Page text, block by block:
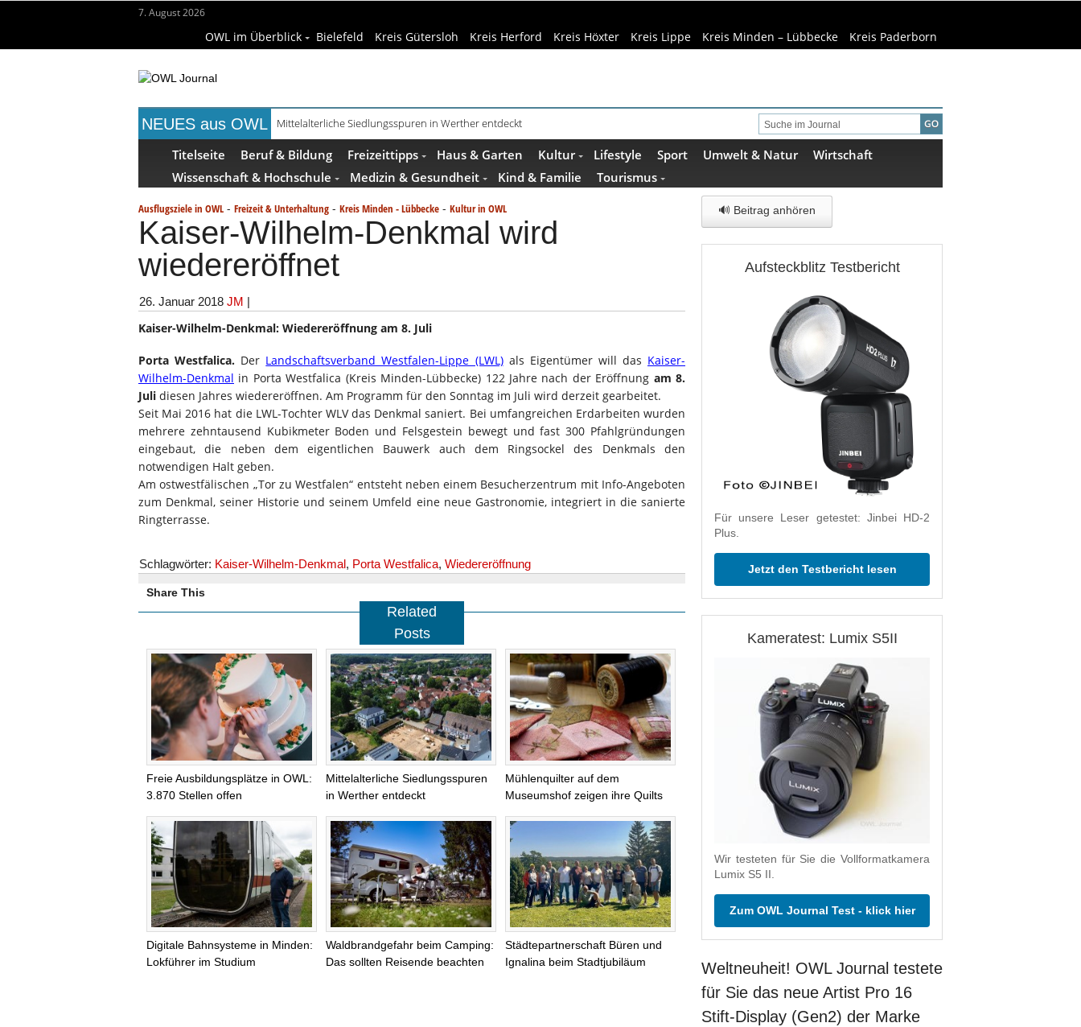
7. August 2026
OWL im Überblick Bielefeld Kreis Gütersloh Kreis Herford Kreis Höxter Kreis Lippe Kreis Minden – Lübbecke Kreis Paderborn
NEUES aus OWL Mühlenquilter auf dem Museumshof zeigen ihre Quilts
Titelseite Beruf & Bildung Freizeittipps Haus & Garten Kultur Lifestyle Sport Umwelt & Natur
Wirtschaft
Wissenschaft & Hochschule
Medizin & Gesundheit Kind & Familie Tourismus
Ausflugsziele in OWL - Freizeit & Unterhaltung - Kreis Minden - Lübbecke - Kultur in OWL
Kaiser-Wilhelm-Denkmal wird
wiedereröffnet
26. Januar 2018 JM |
Kaiser-Wilhelm-Denkmal: Wiedereröffnung am 8. Juli
Porta Westfalica. Der Landschaftsverband Westfalen-Lippe (LWL)als Eigentümer will das Kaiser-
Wilhelm-Denkmal in Porta Westfalica (Kreis Minden-Lübbecke) 122 Jahre nach der Eröffnung am 8.
Juli diesen Jahres wiedereröffnen. Am Programm für den Sonntag im Juli wird derzeit gearbeitet.
Seit Mai 2016 hat die LWL-Tochter WLV das Denkmal saniert. Bei umfangreichen Erdarbeiten wurden
mehrere zehntausend Kubikmeter Boden und Felsgestein bewegt und fast 300 Pfahlgründungen
eingebaut, die neben dem eigentlichen Bauwerk auch dem Ringsockel des Denkmals den
notwendigen Halt geben.
Am ostwestfälischen „Tor zu Westfalen“ entsteht neben einem Besucherzentrum mit Info-Angeboten
zum Denkmal, seiner Historie und seinem Umfeld eine neue Gastronomie, integriert in die sanierte
Ringterrasse.
Schlagwörter: Kaiser-Wilhelm-Denkmal, Porta Westfalica, Wiedereröffnung
Share This
Related
Posts
Freie Ausbildungsplätze in OWL:
3.870 Stellen offen
Mittelalterliche Siedlungsspuren
in Werther entdeckt
Mühlenquilter auf dem
Museumshof zeigen ihre Quilts
Digitale Bahnsysteme in Minden:
Lokführer im Studium
Waldbrandgefahr beim Camping:
Das sollten Reisende beachten
Städtepartnerschaft Büren und
Ignalina beim Stadtjubiläum
🔊 Beitrag anhören
Aufsteckblitz Testbericht
Für unsere Leser getestet: Jinbei HD-2
Plus.
Jetzt den Testbericht lesen
Kameratest: Lumix S5II
Wir testeten für Sie die Vollformatkamera
Lumix S5 II.
Zum OWL Journal Test - klick hier
Weltneuheit! OWL Journal testete
für Sie das neue Artist Pro 16
Stift-Display (Gen2) der Marke